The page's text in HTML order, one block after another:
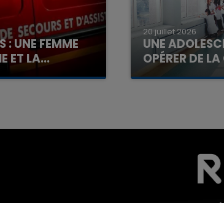
: UNE FEMME
ET LA...
feu après avoir
20 juillet 2026
UNE
OPÉRER DE
La famille a
7h00 -
La